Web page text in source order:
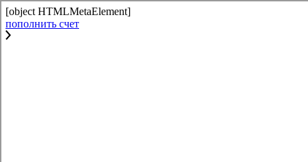
[object HTMLMetaElement]
пополнить счет